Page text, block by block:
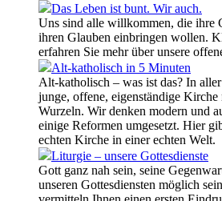
Das Leben ist bunt. Wir auch.
Uns sind alle willkommen, die ihre
ihren Glauben einbringen wollen.
erfahren Sie mehr über unsere
Alt-katholisch in 5 Minuten
Alt-katholisch – was ist das? In
junge, offene, eigenständige Kirche
Wurzeln. Wir denken modern und
einige Reformen umgesetzt. Hier
echten Kirche in einer echten Welt.
Liturgie – unsere Gottesdienste
Gott ganz nah sein, seine
unseren Gottesdiensten möglich